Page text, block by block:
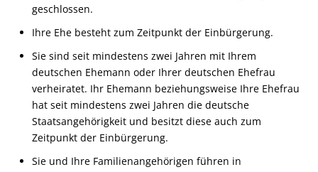
geschlossen.
Ihre Ehe besteht zum Zeitpunkt der Einbürgerung.
Sie sind seit mindestens zwei Jahren mit Ihrem
deutschen Ehemann oder Ihrer deutschen Ehefrau
verheiratet. Ihr Ehemann beziehungsweise Ihre Ehefrau
hat seit mindestens zwei Jahren die deutsche
Staatsangehörigkeit und besitzt diese auch zum
Zeitpunkt der Einbürgerung.
Sie und Ihre Familienangehörigen führen in